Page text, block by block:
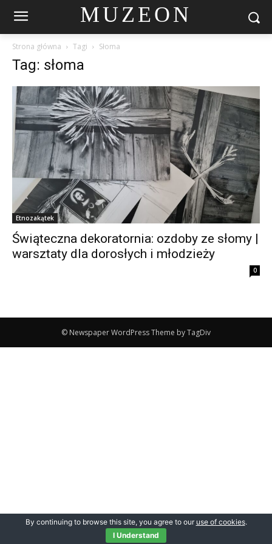
MUZEON
Strona główna Tagi Słoma
Tag: słoma
Etnozakątek
Świąteczna dekoratornia: ozdoby ze słomy |
warsztaty dla dorosłych i młodzieży
0
© Newspaper WordPress Theme by TagDiv
By continuing to browse this site, you agree to our use of cookies.
I Understand